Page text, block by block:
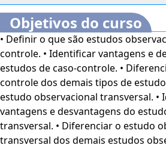
caso-controle e outros estudos
Transversal•Conhecendo os
Definição e compreensão dos
Vantagens e desvantagens dos
Identificação das vantagens e
transversais. •Estudos
observacionais- Diferenciação
e outros estudos observacionais.
Objetivos do curso
• Definir o que são estudos
controle. • Identificar vantagens e
estudos de caso-controle. •
controle dos demais tipos de
estudo observacional transversal. •
vantagens e desvantagens do
transversal. • Diferenciar o estudo
transversal dos demais estudos